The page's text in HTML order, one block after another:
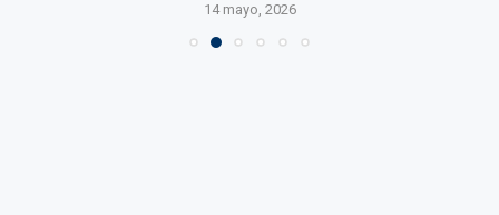
14 mayo, 2026